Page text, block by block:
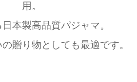
用。
本製高品質パジャマ。
贈り物としても最適です。